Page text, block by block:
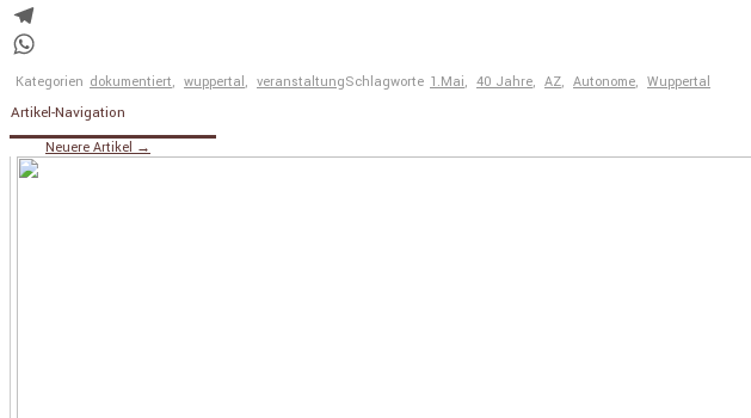
Messenger
Telegram
WhatsApp
Kategorien dokumentiert, wuppertal, veranstaltungSchlagworte 1.Mai, 40 Jahre, AZ, Autonome, Wuppertal
Artikel-Navigation
Neuere Artikel →